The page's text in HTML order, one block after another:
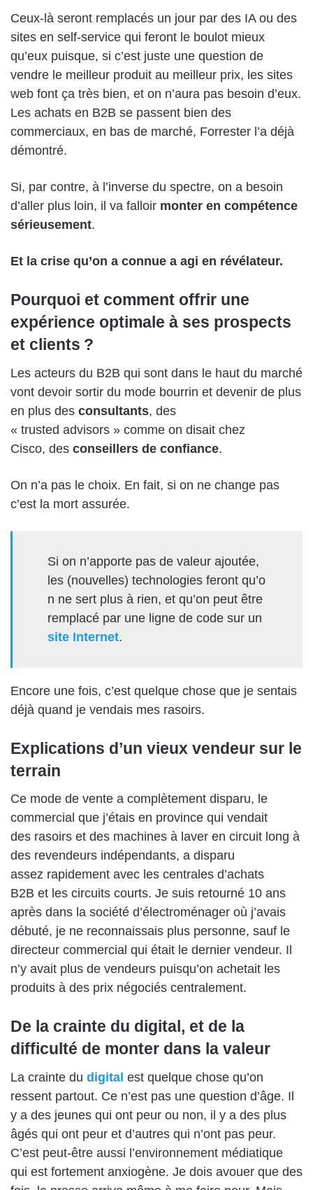
Ceux-là seront remplacés un jour par des IA ou des
sites en self-service qui feront le boulot mieux
qu’eux puisque, si c’est juste une question de
vendre le meilleur produit au meilleur prix, les sites
web font ça très bien, et on n’aura pas besoin d’eux.
Les achats en B2B se passent bien des
commerciaux, en bas de marché, Forrester l’a déjà
démontré.
Si, par contre, à l’inverse du spectre, on a besoin
d’aller plus loin, il va falloir monter en compétence
sérieusement.
Et la crise qu’on a connue a agi en révélateur.
Pourquoi et comment offrir une
expérience optimale à ses prospects
et clients ?
Les acteurs du B2B qui sont dans le haut du marché
vont devoir sortir du mode bourrin et devenir de plus
en plus des consultants, des
« trusted advisors » comme on disait chez
Cisco, des conseillers de confiance.
On n’a pas le choix. En fait, si on ne change pas
c’est la mort assurée.
Si on n’apporte pas de valeur ajoutée,
les (nouvelles) technologies feront qu’o
n ne sert plus à rien, et qu’on peut être
remplacé par une ligne de code sur un
site Internet.
Encore une fois, c’est quelque chose que je sentais
déjà quand je vendais mes rasoirs.
Explications d’un vieux vendeur sur le
terrain
Ce mode de vente a complètement disparu, le
commercial que j’étais en province qui vendait
des rasoirs et des machines à laver en circuit long à
des revendeurs indépendants, a disparu
assez rapidement avec les centrales d’achats
B2B et les circuits courts. Je suis retourné 10 ans
après dans la société d’électroménager où j’avais
débuté, je ne reconnaissais plus personne, sauf le
directeur commercial qui était le dernier vendeur. Il
n’y avait plus de vendeurs puisqu’on achetait les
produits à des prix négociés centralement.
De la crainte du digital, et de la
difficulté de monter dans la valeur
La crainte du digital est quelque chose qu’on
ressent partout. Ce n’est pas une question d’âge. Il
y a des jeunes qui ont peur ou non, il y a des plus
âgés qui ont peur et d’autres qui n’ont pas peur.
C’est peut-être aussi l’environnement médiatique
qui est fortement anxiogène. Je dois avouer que des